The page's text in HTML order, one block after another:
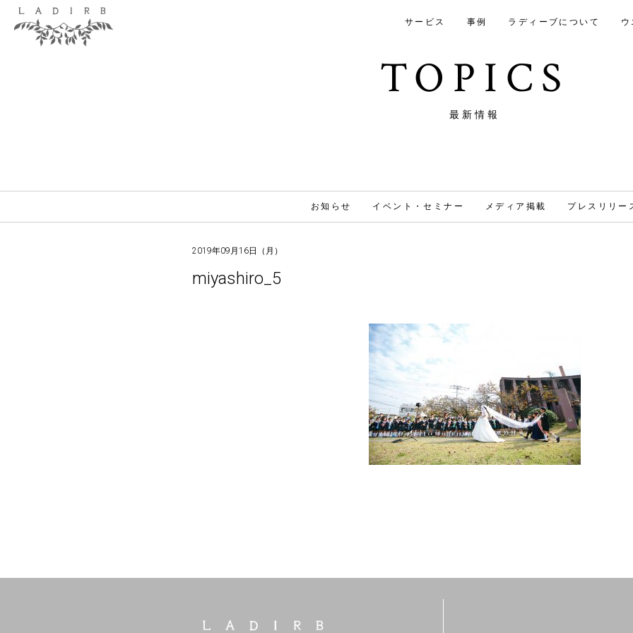
サービス 事例 ラディーブについて
TOPICS
最新情報
お知らせ イベント・セミナー メディア掲載 プレスリリー
2019年09月16日（月）
miyashiro_5